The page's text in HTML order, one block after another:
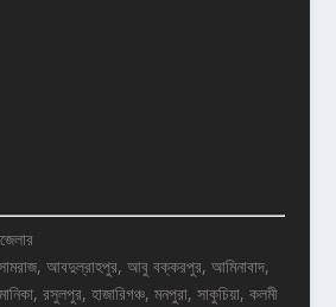
আবদুল্রাহপুর, আবু বক্করপুর, আমিনাবাদ,
রসুলপুর, হাজারিগঞ্চ, মনপুরা, সাকুচিয়া, কলমী